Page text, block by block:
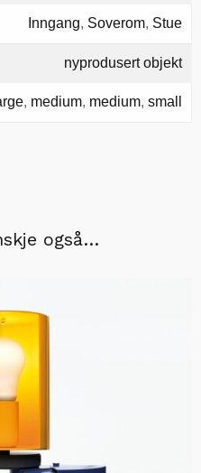
Inngang, Soverom, Stue
nyprodusert objekt
, medium, medium, small
også…